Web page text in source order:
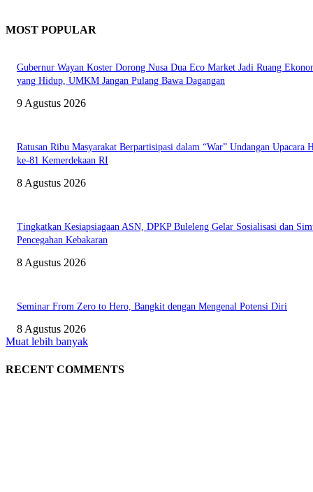
MOST POPULAR
Gubernur Wayan Koster Dorong Nusa Dua Eco Market Jadi Ruang
yang Hidup, UMKM Jangan Pulang Bawa Dagangan
9 Agustus 2026
Ratusan Ribu Masyarakat Berpartisipasi dalam “War” Undangan Upacara
ke-81 Kemerdekaan RI
8 Agustus 2026
Tingkatkan Kesiapsiagaan ASN, DPKP Buleleng Gelar Sosialisasi dan
Pencegahan Kebakaran
8 Agustus 2026
Seminar From Zero to Hero, Bangkit dengan Mengenal Potensi Diri
8 Agustus 2026
Muat lebih banyak
RECENT COMMENTS